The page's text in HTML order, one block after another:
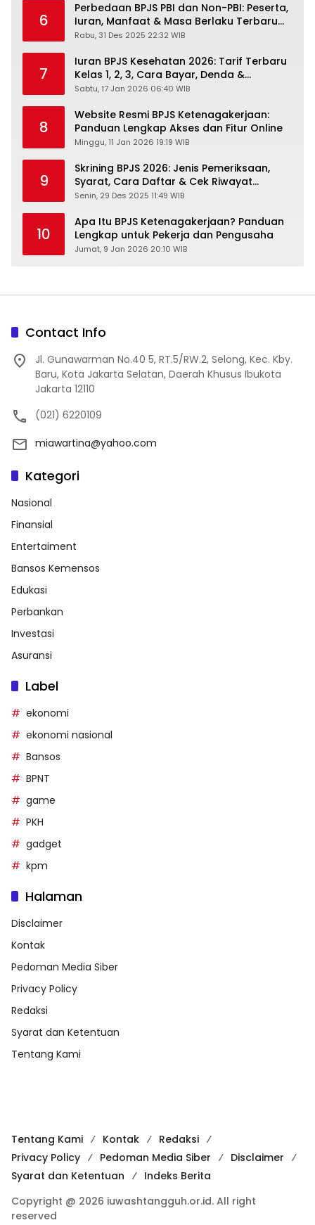
6
Perbedaan BPJS PBI dan Non-PBI: Peserta,
Iuran, Manfaat & Masa Berlaku Terbaru
2026
Rabu, 31 Des 2025 22:32 WIB
7
Iuran BPJS Kesehatan 2026: Tarif Terbaru
Kelas 1, 2, 3, Cara Bayar, Denda &
Panduan Lengkap Peserta JKN-KIS
Sabtu, 17 Jan 2026 06:40 WIB
8
Website Resmi BPJS Ketenagakerjaan:
Panduan Lengkap Akses dan Fitur Online
Minggu, 11 Jan 2026 19:19 WIB
9
Skrining BPJS 2026: Jenis Pemeriksaan,
Syarat, Cara Daftar & Cek Riwayat
Kesehatan Gratis
Senin, 29 Des 2025 11:49 WIB
10
Apa Itu BPJS Ketenagakerjaan? Panduan
Lengkap untuk Pekerja dan Pengusaha
Jumat, 9 Jan 2026 20:10 WIB
Contact Info
Jl. Gunawarman No.40 5, RT.5/RW.2, Selong, Kec. Kby.
Baru, Kota Jakarta Selatan, Daerah Khusus Ibukota
Jakarta 12110
(021) 6220109
miawartina@yahoo.com
Kategori
Nasional
Finansial
Entertaiment
Bansos Kemensos
Edukasi
Perbankan
Investasi
Asuransi
Label
ekonomi
ekonomi nasional
Bansos
BPNT
game
PKH
gadget
kpm
Halaman
Disclaimer
Kontak
Pedoman Media Siber
Privacy Policy
Redaksi
Syarat dan Ketentuan
Tentang Kami
Tentang Kami Kontak
Redaksi
Privacy Policy
Pedoman Media Siber
Disclaimer
Syarat dan Ketentuan
Indeks Berita
Copyright @ 2026 iuwashtangguh.or.id. All right
reserved